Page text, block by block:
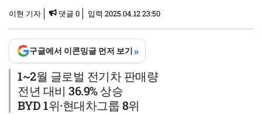
이현 기자 댓글 0 입력 2025.04.12 23:50
구글에서 이콘밍글 먼저 보기»
1~2월 글로벌 전기차 판매량
전년 대비 36.9% 상승
BYD 1위·현대차그룹 8위